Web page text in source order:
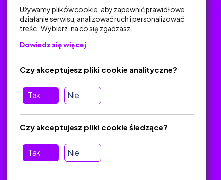
Na skróty
Polityka Prywatności
Regulamin
O platformie
Baza materiałów dydaktycznych
Jak zostać autorem
FAQ
Używamy plików cookie, aby zapewnić prawidłowe
działanie serwisu, analizować ruch i personalizować
treści. Wybierz, na co się zgadzasz.
Dowiedz się więcej
Tak Nie
Czy akceptujesz pliki cookie analityczne?
Tak Nie
Czy akceptujesz pliki cookie śledzące?